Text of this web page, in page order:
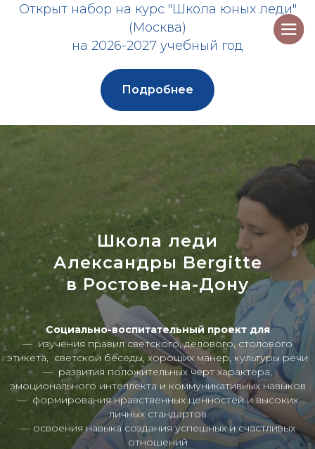
Открыт набор на курс "Школа юных леди"
(Москва)
на 2026-2027 учебный год
Подробнее
Школа леди
Александры Bergitte
в Ростове-на-Дону
Социально-воспитательный проект для
— изучения правил светского, делового, столового
этикета, светской беседы, хороших манер, культуры речи
— развития положительных черт характера,
эмоционального интеллекта и коммуникативных навыков
— формирования нравственных ценностей и высоких
личных стандартов
— освоения навыка создания успешных и счастливых
отношений